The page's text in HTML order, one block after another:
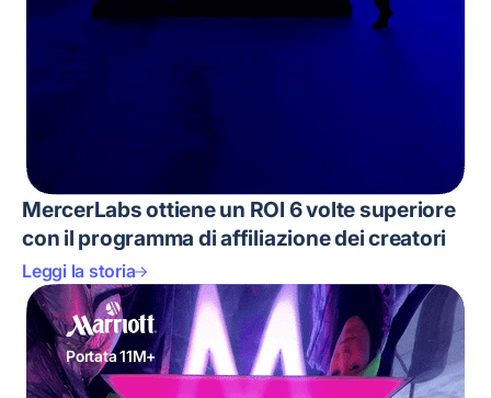
MercerLabs ottiene un ROI 6 volte superiore
con il programma di affiliazione dei creatori
Leggi la storia
Portata 11M+